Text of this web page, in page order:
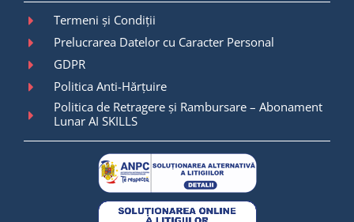
Termeni și Condiții
Prelucrarea Datelor cu Caracter Personal
GDPR
Politica Anti-Hărțuire
Politica de Retragere și Rambursare – Abonament
Lunar AI SKILLS